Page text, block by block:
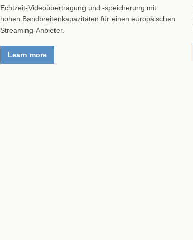
Echtzeit-Videoübertragung und -speicherung mit
hohen Bandbreitenkapazitäten für einen europäischen
Streaming-Anbieter.
Learn more